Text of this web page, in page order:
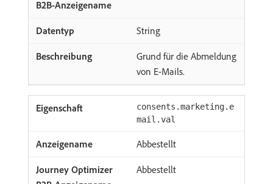
String
Grund für die Abmeldung
von E-Mails.
consents.marketing.e
mail.val
Abbestellt
Abbestellt